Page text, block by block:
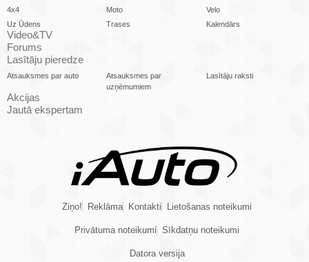
4x4
Moto
Velo
Uz Ūdens
Trases Kalendārs
Video&TV
Forums
Lasītāju pieredze
Atsauksmes par auto
Atsauksmes par
uzņēmumiem
Lasītāju raksti
Akcijas
Jautā ekspertam
Ziņo! Reklāma Kontakti Lietošanas noteikumi
Privātuma noteikumi Sīkdatņu noteikumi
Datora versija